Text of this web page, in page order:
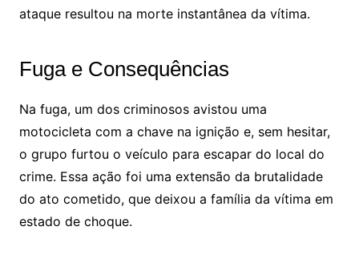
ataque resultou na morte instantânea da vítima.
Fuga e Consequências
Na fuga, um dos criminosos avistou uma
motocicleta com a chave na ignição e, sem hesitar,
o grupo furtou o veículo para escapar do local do
crime. Essa ação foi uma extensão da brutalidade
do ato cometido, que deixou a família da vítima em
estado de choque.